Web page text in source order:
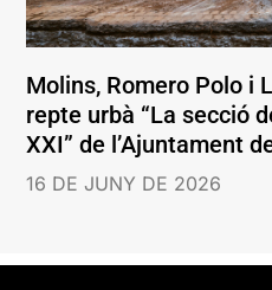
Molins, Romero Polo i
repte urbà “La secció
XXI” de l’Ajuntament
16 DE JUNY DE 2026